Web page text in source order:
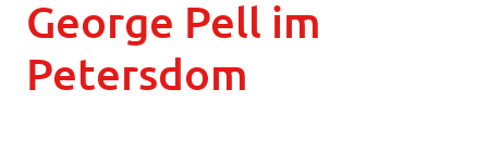
George Pell im
Petersdom